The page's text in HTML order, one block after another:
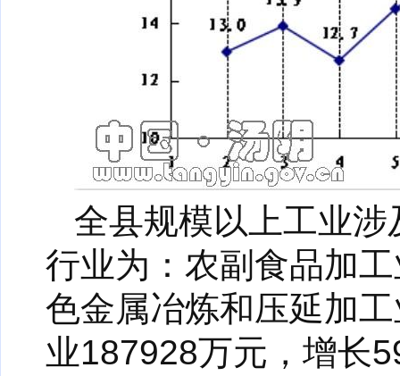
全县规模以上工业
行业为：农副食品加
色金属冶炼和压延加
业187928万元，增长